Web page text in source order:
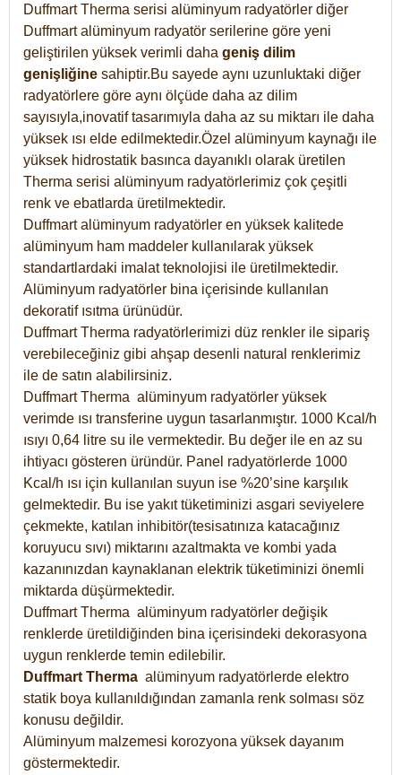
Duffmart Therma serisi alüminyum radyatörler diğer
Duffmart alüminyum radyatör serilerine göre yeni
geliştirilen yüksek verimli daha geniş dilim
genişliğine sahiptir.Bu sayede aynı uzunluktaki diğer
radyatörlere göre aynı ölçüde daha az dilim
sayısıyla,inovatif tasarımıyla daha az su miktarı ile daha
yüksek ısı elde edilmektedir.Özel alüminyum kaynağı ile
yüksek hidrostatik basınca dayanıklı olarak üretilen
Therma serisi alüminyum radyatörlerimiz çok çeşitli
renk ve ebatlarda üretilmektedir.
Duffmart alüminyum radyatörler en yüksek kalitede
alüminyum ham maddeler kullanılarak yüksek
standartlardaki imalat teknolojisi ile üretilmektedir.
Alüminyum radyatörler bina içerisinde kullanılan
dekoratif ısıtma ürünüdür.
Duffmart Therma radyatörlerimizi düz renkler ile sipariş
verebileceğiniz gibi ahşap desenli natural renklerimiz
ile de satın alabilirsiniz.
Duffmart Therma alüminyum radyatörler yüksek
verimde ısı transferine uygun tasarlanmıştır. 1000 Kcal/h
ısıyı 0,64 litre su ile vermektedir. Bu değer ile en az su
ihtiyacı gösteren üründür. Panel radyatörlerde 1000
Kcal/h ısı için kullanılan suyun ise %20’sine karşılık
gelmektedir. Bu ise yakıt tüketiminizi asgari seviyelere
çekmekte, katılan inhibitör(tesisatınıza katacağınız
koruyucu sıvı) miktarını azaltmakta ve kombi yada
kazanınızdan kaynaklanan elektrik tüketiminizi önemli
miktarda düşürmektedir.
Duffmart Therma alüminyum radyatörler değişik
renklerde üretildiğinden bina içerisindeki dekorasyona
uygun renklerde temin edilebilir.
Duffmart Therma alüminyum radyatörlerde elektro
statik boya kullanıldığından zamanla renk solması söz
konusu değildir.
Alüminyum malzemesi korozyona yüksek dayanım
göstermektedir.